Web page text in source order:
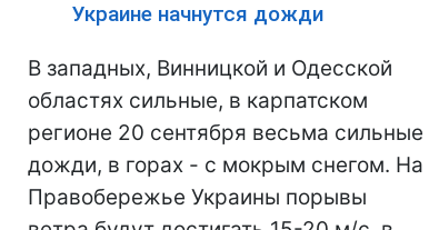
Украине начнутся дожди
В западных, Винницкой и Одесской
областях сильные, в карпатском
регионе 20 сентября весьма сильные
дожди, в горах - с мокрым снегом. На
Правобережье Украины порывы